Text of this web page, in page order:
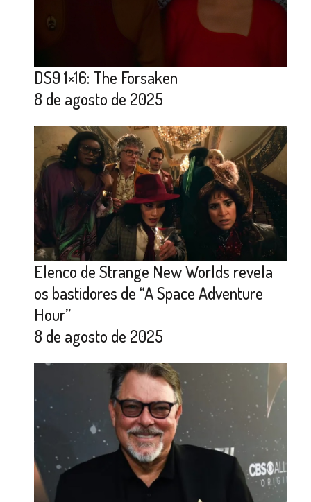
DS9 1×16: The Forsaken
8 de agosto de 2025
Elenco de Strange New Worlds revela
os bastidores de “A Space Adventure
Hour”
8 de agosto de 2025